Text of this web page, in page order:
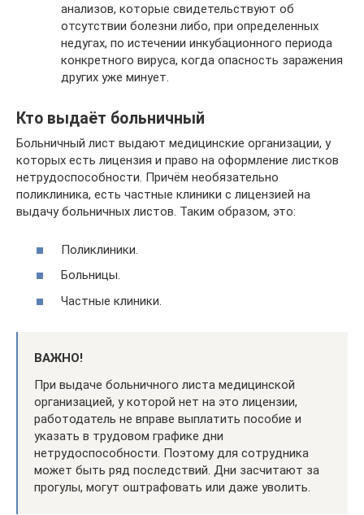
анализов, которые свидетельствуют об
отсутствии болезни либо, при определенных
недугах, по истечении инкубационного периода
конкретного вируса, когда опасность заражения
других уже минует.
Кто выдаёт больничный
Больничный лист выдают медицинские организации, у
которых есть лицензия и право на оформление листков
нетрудоспособности. Причём необязательно
поликлиника, есть частные клиники с лицензией на
выдачу больничных листов. Таким образом, это:
Поликлиники.
Больницы.
Частные клиники.
ВАЖНО!
При выдаче больничного листа медицинской
организацией, у которой нет на это лицензии,
работодатель не вправе выплатить пособие и
указать в трудовом графике дни
нетрудоспособности. Поэтому для сотрудника
может быть ряд последствий. Дни засчитают за
прогулы, могут оштрафовать или даже уволить.